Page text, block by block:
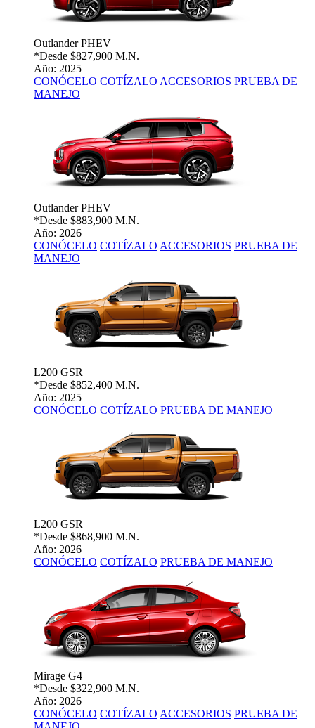
Outlander PHEV
*Desde $827,900 M.N.
Año: 2025
CONÓCELO COTÍZALO ACCESORIOS PRUEBA DE
MANEJO
Outlander PHEV
*Desde $883,900 M.N.
Año: 2026
CONÓCELO COTÍZALO ACCESORIOS PRUEBA DE
MANEJO
L200 GSR
*Desde $852,400 M.N.
Año: 2025
CONÓCELO COTÍZALO PRUEBA DE MANEJO
L200 GSR
*Desde $868,900 M.N.
Año: 2026
CONÓCELO COTÍZALO PRUEBA DE MANEJO
Mirage G4
*Desde $322,900 M.N.
Año: 2026
CONÓCELO COTÍZALO ACCESORIOS PRUEBA DE